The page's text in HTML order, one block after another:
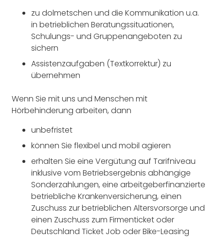
zu dolmetschen und die Kommunikation u.a.
in betrieblichen Beratungssituationen,
Schulungs- und Gruppenangeboten zu
sichern
Assistenzaufgaben (Textkorrektur) zu
übernehmen
Wenn Sie mit uns und Menschen mit
Hörbehinderung arbeiten, dann
unbefristet
können Sie flexibel und mobil agieren
erhalten Sie eine Vergütung auf Tarifniveau
inklusive vom Betriebsergebnis abhängige
Sonderzahlungen, eine arbeitgeberfinanzierte
betriebliche Krankenversicherung, einen
Zuschuss zur betrieblichen Altersvorsorge und
einen Zuschuss zum Firmenticket oder
Deutschland Ticket Job oder Bike-Leasing